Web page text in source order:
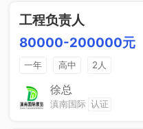
工程负责人
80000-200000元
一年 高中 2人
徐总
滇南国际 认证